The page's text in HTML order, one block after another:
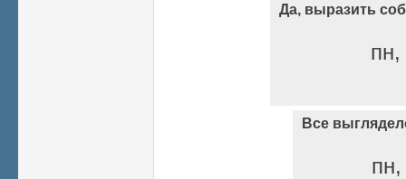
Да, выразить
Все